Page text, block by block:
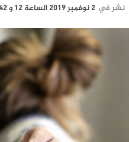
نشر في 2 نوفمبر 2019 الساعة 12 و 42 دقيقة